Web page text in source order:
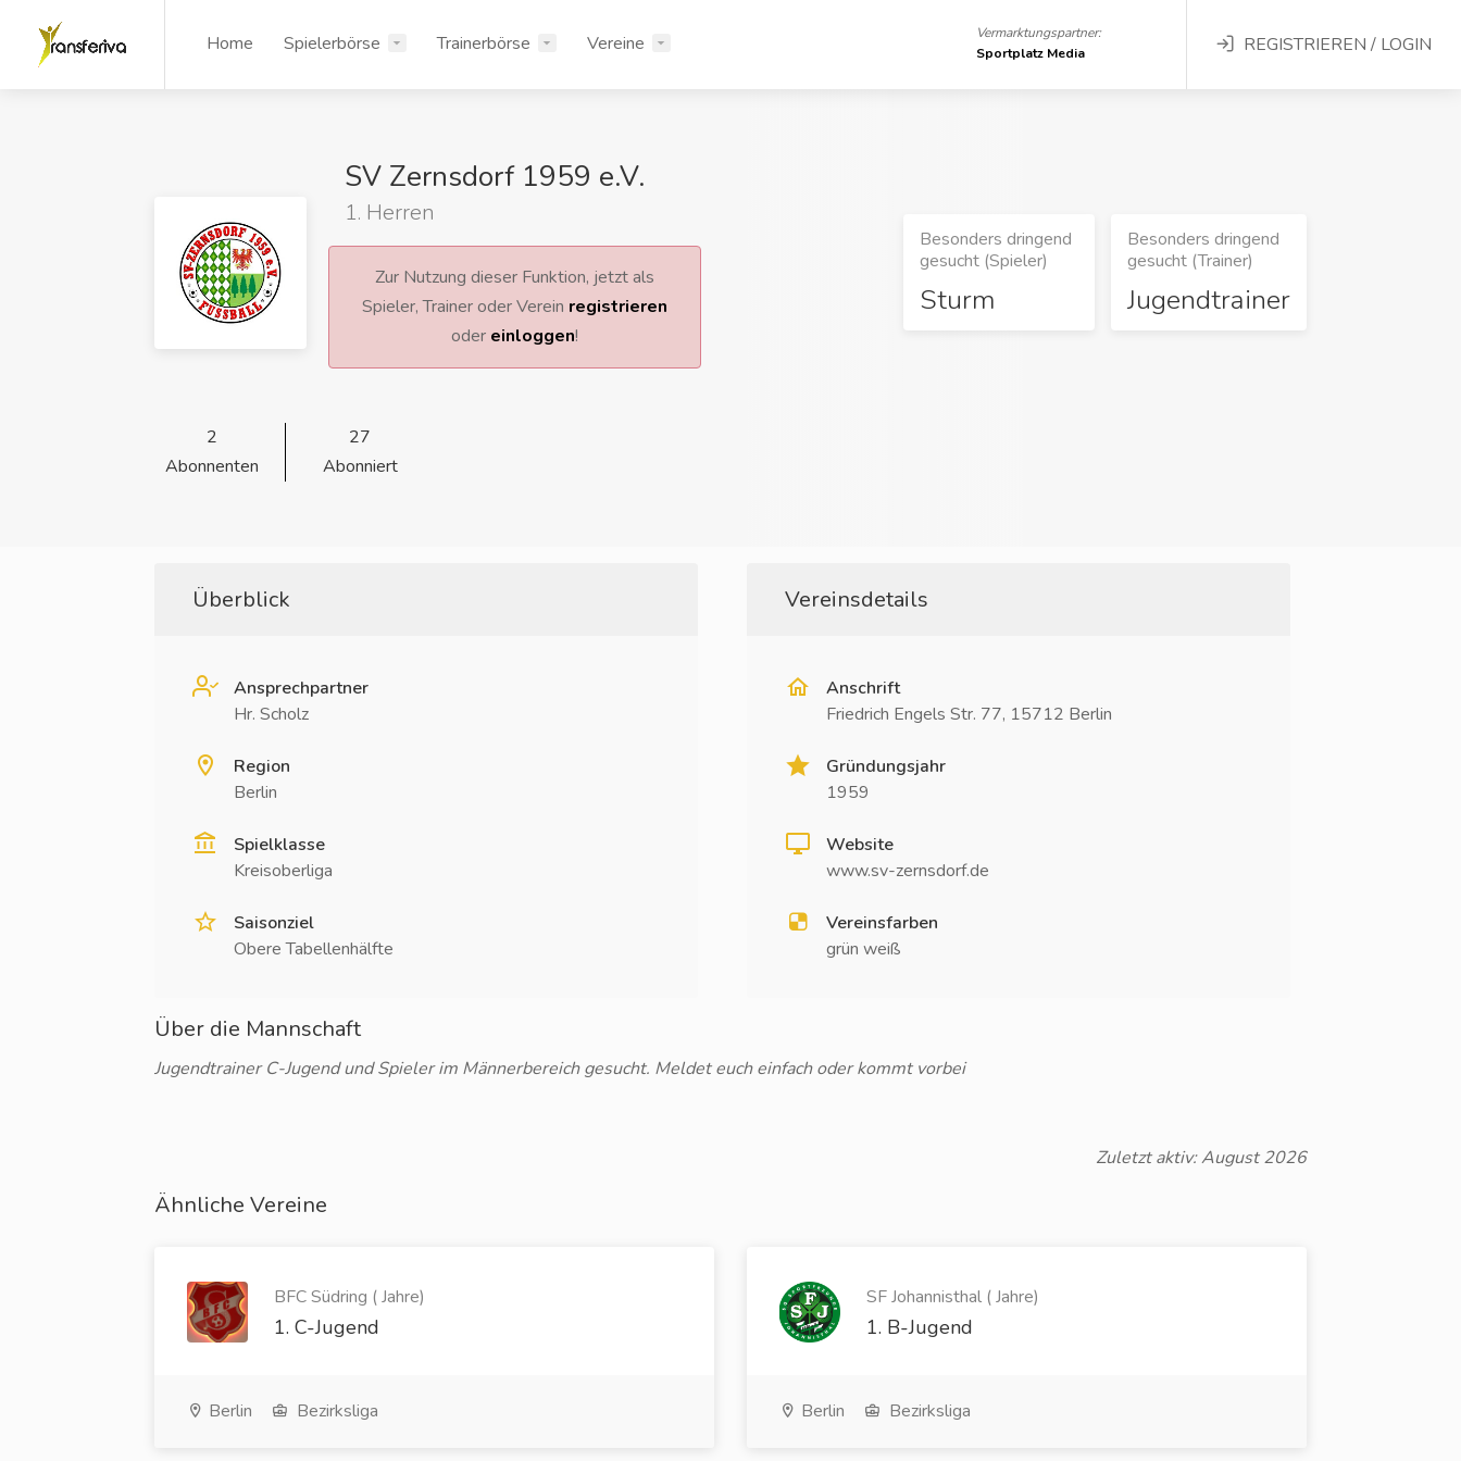
Home Spielerbörse Trainerbörse Vereine
Vermarktungspartner:
Sportplatz Media
REGISTRIEREN / LOGIN
SV Zernsdorf 1959 e.V.
1. Herren
Zur Nutzung dieser Funktion, jetzt als
Spieler, Trainer oder Verein registrieren
oder einloggen!
Besonders dringend
gesucht (Spieler)
Sturm
Besonders dringend
gesucht (Trainer)
Jugendtrainer
2
Abonnenten
27
Abonniert
Überblick
Ansprechpartner
Hr. Scholz
Region
Berlin
Spielklasse
Kreisoberliga
Saisonziel
Obere Tabellenhälfte
Vereinsdetails
Anschrift
Friedrich Engels Str. 77, 15712 Berlin
Gründungsjahr
1959
Website
www.sv-zernsdorf.de
Vereinsfarben
grün weiß
Über die Mannschaft
Jugendtrainer C-Jugend und Spieler im Männerbereich gesucht. Meldet euch einfach oder kommt vorbei
Zuletzt aktiv: August 2026
Ähnliche Vereine
BFC Südring ( Jahre)
1. C-Jugend
Berlin Bezirksliga
SF Johannisthal ( Jahre)
1. B-Jugend
Berlin Bezirksliga